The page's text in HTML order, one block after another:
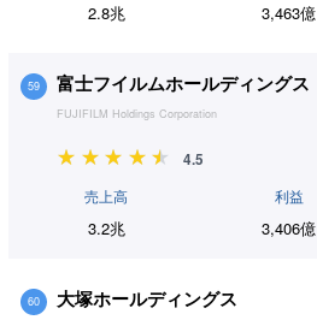
2.8兆 3,463億
59 富士フイルムホールディングス
FUJIFILM Holdings Corporation
4.5
売上高
3.2兆
利益
3,406億
60 大塚ホールディングス